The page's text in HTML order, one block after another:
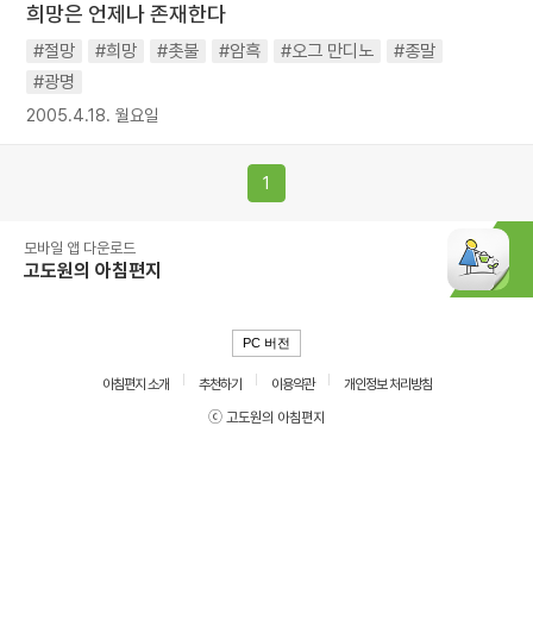
희망은 언제나 존재한다
#절망 #희망 #촛불 #암흑 #오그 만디노
#종말
#광명
2005.4.18. 월요일
1
모바일 앱 다운로드
고도원의 아침편지
PC 버전
아침편지 소개 추천하기 이용약관
개인정보 처리방침
ⓒ 고도원의 아침편지